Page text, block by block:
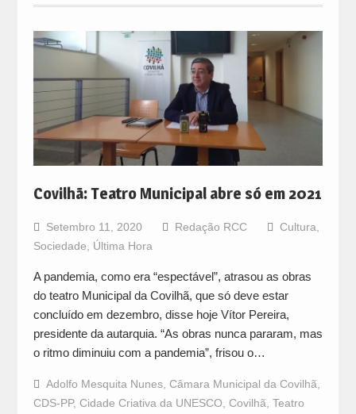
Covilhã: Teatro Municipal abre só em 2021
Setembro 11, 2020 Redação RCC Cultura
Sociedade
Última Hora
A pandemia, como era “espectável”, atrasou as obras
do teatro Municipal da Covilhã, que só deve estar
concluído em dezembro, disse hoje Vítor Pereira,
presidente da autarquia. “As obras nunca pararam, mas
o ritmo diminuiu com a pandemia”, frisou o…
Adolfo Mesquita Nunes, Câmara Municipal da Covilhã
CDS-PP, Cidade Criativa da UNESCO Covilhã Teatro